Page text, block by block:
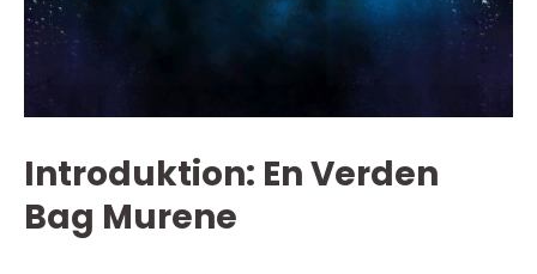
Introduktion: En Verden
Bag Murene